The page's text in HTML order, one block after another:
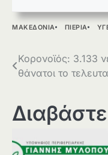
ΜΑΚΕΔΟΝΙΑ ΠΙΕΡΙΑ
Πλοήγηση
Κορονοϊός: 3.133
θάνατοι το